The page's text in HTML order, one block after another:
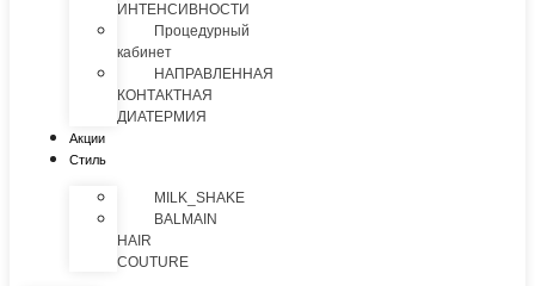
ИНТЕНСИВНОСТИ
Процедурный
кабинет
НАПРАВЛЕННАЯ
КОНТАКТНАЯ
ДИАТЕРМИЯ
Акции
Стиль
MILK_SHAKE
BALMAIN
HAIR
COUTURE